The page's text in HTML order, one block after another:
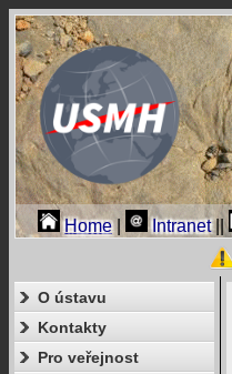
Home| Intranet||
O ústavu
Kontakty
Pro veřejnost